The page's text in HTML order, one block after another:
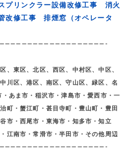
プリンクラー設備改修工事 消火
改修工事 排煙窓（オペレータ
、東区、北区、西区、中村区、中区、
川区、港区、南区、守山区、緑区、名
あま市・稲沢市・津島市・愛西市・一
町・蟹江町・甚目寺町・豊山町・豊田
市・西尾市・東海市・知多市・知立
江南市・常滑市・半田市・その他周辺